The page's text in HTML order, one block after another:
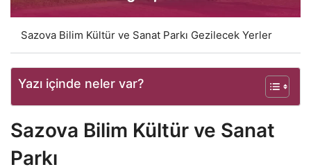
Sazova Bilim Kültür ve Sanat Parkı Gezilecek Yerler
Yazı içinde neler var?
Sazova Bilim Kültür ve Sanat
Parkı